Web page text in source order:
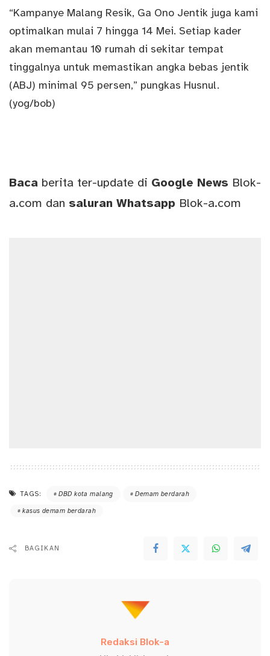
“Kampanye Malang Resik, Ga Ono Jentik juga kami
optimalkan mulai 7 hingga 14 Mei. Setiap kader
akan memantau 10 rumah di sekitar tempat
tinggalnya untuk memastikan angka bebas jentik
(ABJ) minimal 95 persen,” pungkas Husnul.
(yog/bob)
Baca berita ter-update di Google News Blok-
a.com dan saluran Whatsapp Blok-a.com
TAGS: DBD kota malang Demam berdarah
kasus demam berdarah
BAGIKAN
Redaksi Blok-a